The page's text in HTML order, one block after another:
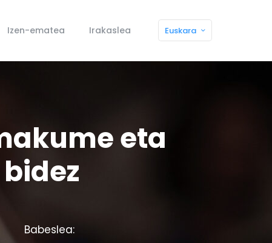
Izen-ematea Irakaslea Euskara
eta
Babeslea: